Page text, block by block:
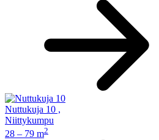
Nuttukuja 10 ,
Niittykumpu
28 – 79 m2